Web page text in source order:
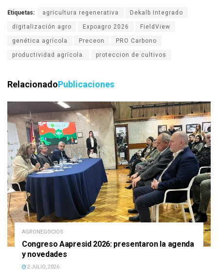
Etiquetas: agricultura regenerativa Dekalb Integrado
digitalización agro Expoagro 2026 FieldView
genética agrícola Preceon PRO Carbono
productividad agrícola. proteccion de cultivos
RelacionadoPublicaciones
AGRONEGOCIOS
Congreso Aapresid 2026: presentaron la agenda
y novedades
2 JULIO, 2026